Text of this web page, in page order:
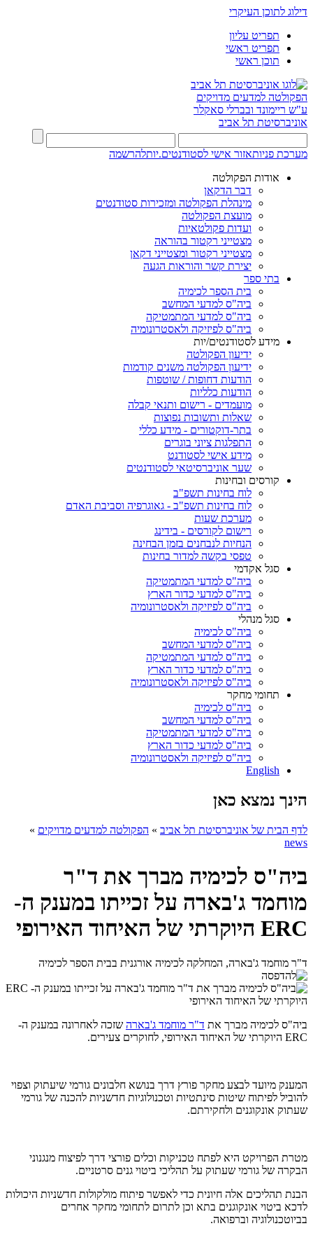
דילוג לתוכן העיקרי
תפריט עליון
תפריט ראשי
תוכן ראשי
הפקולטה למדעים מדויקים
ע"ש ריימונד ובברלי סאקלר
אוניברסיטת תל אביב
מערכת פניותאזור אישי לסטודנטים.יותלהרשמה
אודות הפקולטה
דבר הדקאן
מינהלת הפקולטה ומזכירות סטודנטים
מועצת הפקולטה
ועדות פקולטאיות
מצטייני רקטור בהוראה
מצטייני רקטור ומצטייני דקאן
יצירת קשר והוראות הגעה
בתי ספר
בית הספר לכימיה
ביה"ס למדעי המחשב
ביה"ס למדעי המתמטיקה
ביה"ס לפיזיקה ולאסטרונומיה
מידע לסטודנטים/יות
ידיעון הפקולטה
ידיעון הפקולטה משנים קודמות
הודעות דחופות / שוטפות
הודעות כלליות
מועמדים - רישום ותנאי קבלה
שאלות ותשובות נפוצות
בתר-דוקטורים - מידע כללי
התפלגות ציוני בוגרים
מידע אישי לסטודנט
שער אוניברסיטאי לסטודנטים
קורסים ובחינות
לוח בחינות תשפ"ב
לוח בחינות תשפ"ב - גאוגרפיה וסביבת האדם
מערכת שעות
רישום לקורסים - בידינג
הנחיות לנבחנים בזמן הבחינה
טפסי בקשה למדור בחינות
סגל אקדמי
ביה"ס למדעי המתמטיקה
ביה"ס למדעי כדור הארץ
ביה"ס לפיזיקה ולאסטרונומיה
סגל מנהלי
ביה"ס לכימיה
ביה"ס למדעי המחשב
ביה"ס למדעי המתמטיקה
ביה"ס למדעי כדור הארץ
ביה"ס לפיזיקה ולאסטרונומיה
תחומי מחקר
ביה"ס לכימיה
ביה"ס למדעי המחשב
ביה"ס למדעי המתמטיקה
ביה"ס למדעי כדור הארץ
ביה"ס לפיזיקה ולאסטרונומיה
English
הינך נמצא כאן
לדף הבית של אוניברסיטת תל אביב » הפקולטה למדעים מדויקים »
news
ביה"ס לכימיה מברך את ד"ר
מוחמד ג'בארה על זכייתו במענק ה-
ERC היוקרתי של האיחוד האירופי
ד"ר מוחמד ג'בארה, המחלקה לכימיה אורגנית בבית הספר לכימיה
ביה"ס לכימיה מברך את ד"ר מוחמד ג'בארה שזכה לאחרונה במענק ה-
ERC היוקרתי של האיחוד האירופי, לחוקרים צעירים.
המענק מיועד לבצע מחקר פורץ דרך בנושא חלבונים גורמי שיעתוק וצפוי
להוביל לפיתוח שיטות סינתטיות וטכנולוגיות חדשניות להכנה של גורמי
שעתוק אונקוגנים ולחקירתם.
מטרת הפרויקט היא לפתח טכניקות וכלים פורצי דרך לפיצוח מנגנוני
הבקרה של גורמי שעתוק על תהליכי ביטוי גנים סרטניים.
הבנת תהליכים אלה חיונית כדי לאפשר פיתוח מולקולות חדשניות היכולות
לדכא ביטוי אונקוגנים בתא וכן לתרום לתחומי מחקר אחרים
בביוטכנולוגיה וברפואה.